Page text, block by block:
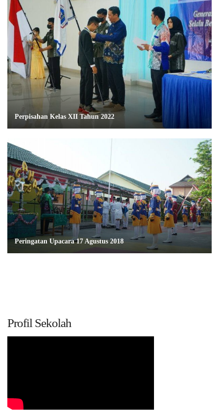
Perpisahan Kelas XII Tahun 2022
Peringatan Upacara 17 Agustus 2018
Profil Sekolah